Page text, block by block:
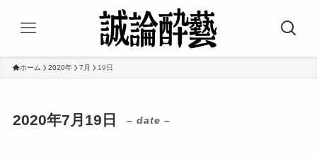
ホーム 2020年 7月 19日
2020年7月19日 – date –